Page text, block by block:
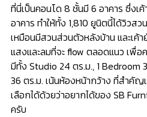
ที่นี่เป็นคอนโด 8 ชั้นมี 6 อาคาร ซึ่งเ
อาคาร ทำให้ทั้ง 1,810 ยูนิตนี้ได้วิวส
เหมือนมีสวนส่วนตัวหลังบ้าน และเค้
แสงและลมที่จะ flow ตลอดแนว เพื่
มีทั้ง Studio 24 ตร.ม., 1 Bedroom
36 ตร.ม. เน้นห้องหน้ากว้าง ที่สำคัญ
เลือกได้ด้วยว่าอยากได้ของ SB
ครับ